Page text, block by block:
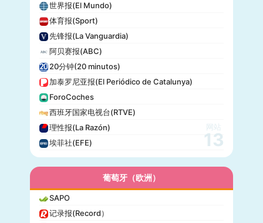
世界报(El Mundo)
体育报(Sport)
先锋报(La Vanguardia)
阿贝赛报(ABC)
20分钟(20 minutos)
加泰罗尼亚报(El Periódico de Catalunya)
ForoCoches
西班牙国家电视台(RTVE)
理性报(La Razón)
埃菲社(EFE)
网站
13
葡萄牙（欧洲）
SAPO
记录报(Record）